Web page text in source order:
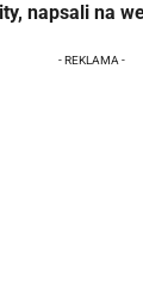
napsali na